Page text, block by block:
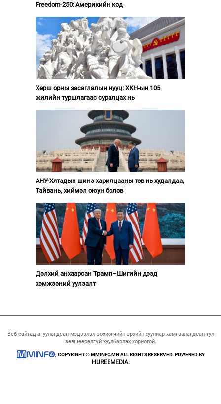
Freedom-250: Америкийн код
Хөрш орны засаглалын нууц: ХКН-ын 105
жилийн туршлагаас суралцах нь
АНУ-Хятадын шинэ харилцааны төв нь худалдаа,
Тайвань, хиймэл оюун болов
Дэлхий анхаарсан Трамп–Шигийн дээд
хэмжээний уулзалт
Веб сайтад агуулагдсан мэдээлэл зохиогчийн эрхийн хуулиар хамгаалагдсан тул
зөвшөөрөлгүй хуулбарлах хориотой.
COPYRIGHT © MMINFO.MN ALL RIGHTS RESERVED. POWERED BY
HUREEMEDIA.